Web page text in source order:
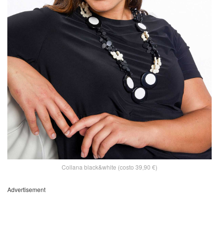
Collana black&white (costo 39,90 €)
Advertisement